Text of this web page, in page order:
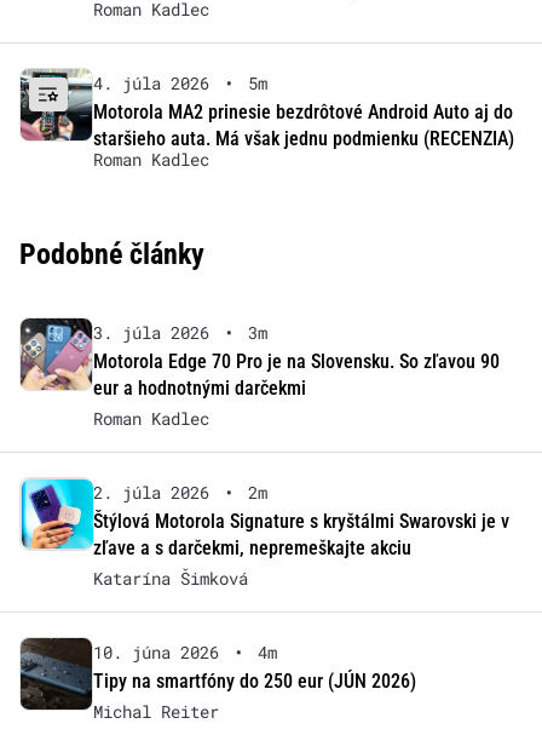
Roman Kadlec
4. júla 2026 •
5m
Motorola MA2 prinesie bezdrôtové Android Auto aj do
staršieho auta. Má však jednu podmienku (RECENZIA)
Roman Kadlec
Podobné články
3. júla 2026 •
3m
Motorola Edge 70 Pro je na Slovensku. So zľavou 90
eur a hodnotnými darčekmi
Roman Kadlec
2. júla 2026 •
2m
Štýlová Motorola Signature s kryštálmi Swarovski je v
zľave a s darčekmi, nepremeškajte akciu
Katarína Šimková
10. júna 2026 •
4m
Tipy na smartfóny do 250 eur (JÚN 2026)
Michal Reiter